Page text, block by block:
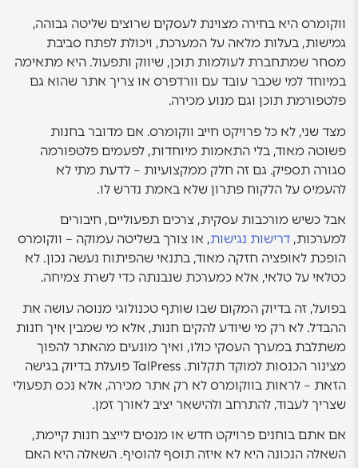
ווקומרס היא בחירה מצוינת לעסקים שרוצים שליטה גבוהה,
גמישות, בעלות מלאה על המערכת, ויכולת לפתח סביבת
מסחר שמתחברת לעולמות תוכן, שיווק ותפעול. היא מתאימה
במיוחד למי שכבר עובד עם וורדפרס או צריך אתר שהוא גם
פלטפורמת תוכן וגם מנוע מכירה.
מצד שני, לא כל פרויקט חייב ווקומרס. אם מדובר בחנות
פשוטה מאוד, בלי התאמות מיוחדות, לפעמים פלטפורמה
סגורה תספיק. גם זה חלק ממקצועיות – לדעת מתי לא
להעמיס על הלקוח פתרון שלא באמת נדרש לו.
אבל כשיש מורכבות עסקית, צרכים תפעוליים, חיבורים
למערכות, דרישות נגישות, או צורך בשליטה עמוקה – ווקומרס
הופכת לאופציה חזקה מאוד, בתנאי שהפיתוח נעשה נכון. לא
כטלאי על טלאי, אלא כמערכת שנבנתה כדי לשרת צמיחה.
בפועל, זה בדיוק המקום שבו שותף טכנולוגי מנוסה עושה את
ההבדל. לא רק מי שיודע להקים חנות, אלא מי שמבין איך חנות
משתלבת במערך העסקי כולו, ואיך מונעים מהאתר להפוך
מצינור הכנסות למוקד תקלות. TalPress פועלת בדיוק בגישה
הזאת – לראות בווקומרס לא רק אתר מכירה, אלא נכס תפעולי
שצריך לעבוד, להתרחב ולהישאר יציב לאורך זמן.
אם אתם בוחנים פרויקט חדש או מנסים לייצב חנות קיימת,
השאלה הנכונה היא לא איזה תוסף להוסיף. השאלה היא האם